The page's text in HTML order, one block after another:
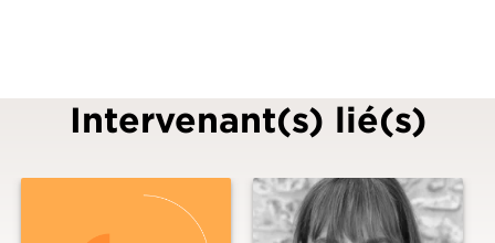
Intervenant(s) lié(s)